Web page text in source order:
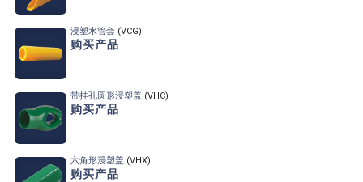
浸塑水管套 (VCG)
购买产品
带挂孔圆形浸塑盖 (VHC)
购买产品
六角形浸塑盖 (VHX)
购买产品